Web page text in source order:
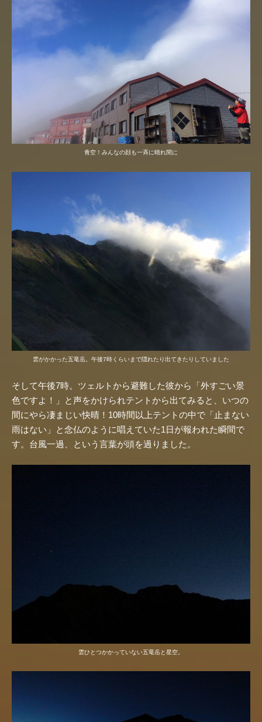
青空！みんなの顔も一斉に晴れ間に
雲がかかった五竜岳。午後7時くらいまで隠れたり出てきたりしていました
そして午後7時。ツェルトから避難した彼から「外すごい景
色ですよ！」と声をかけられテントから出てみると、いつの
間にやら凄まじい快晴！10時間以上テントの中で「止まない
雨はない」と念仏のように唱えていた1日が報われた瞬間で
す。台風一過、という言葉が頭を過りました。
雲ひとつかかっていない五竜岳と星空。